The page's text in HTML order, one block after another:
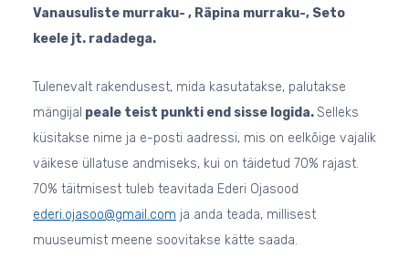
Vanausuliste murraku- , Räpina murraku-, Seto
keele jt. radadega.
Tulenevalt rakendusest, mida kasutatakse, palutakse
mängijal peale teist punkti end sisse logida.Selleks
küsitakse nime ja e-posti aadressi, mis on eelkõige vajalik
väikese üllatuse andmiseks, kui on täidetud 70% rajast.
70% täitmisest tuleb teavitada Ederi Ojasood
ederi.ojasoo@gmail.com ja anda teada, millisest
muuseumist meene soovitakse kätte saada.